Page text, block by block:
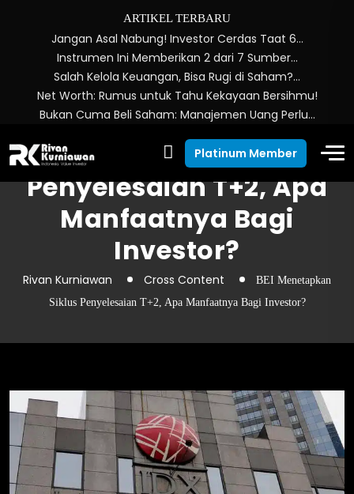
ARTIKEL TERBARU
Jangan Asal Nabung! Investor Cerdas Taat 6…
Instrumen Ini Memberikan 2 dari 7 Sumber…
Salah Kelola Keuangan, Bisa Rugi di Saham?…
Net Worth: Rumus untuk Tahu Kekayaan Bersihmu!
Bukan Cuma Beli Saham: Manajemen Uang Perlu…
Platinum Member
BEI Menetapkan Siklus
Penyelesaian T+2, Apa
Manfaatnya Bagi
Investor?
Rivan Kurniawan Cross Content
BEI Menetapkan
Siklus Penyelesaian T+2, Apa Manfaatnya Bagi Investor?